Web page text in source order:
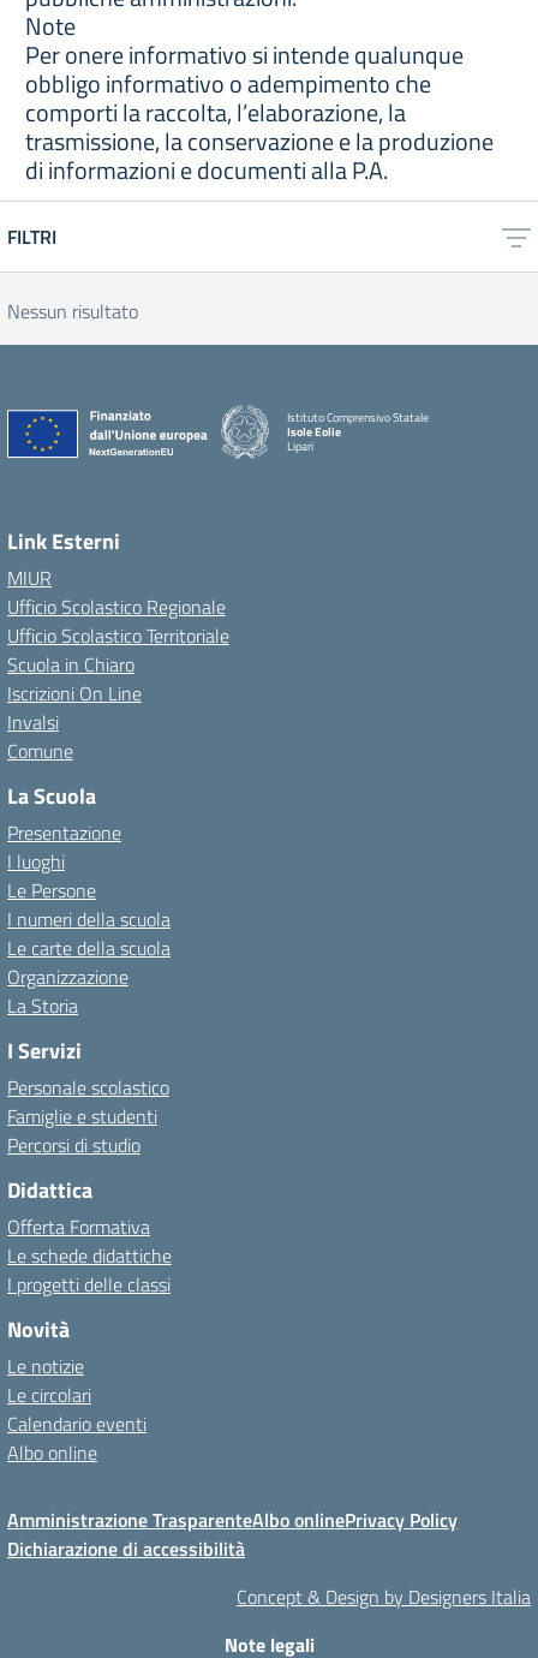
Note
Per onere informativo si intende qualunque
obbligo informativo o adempimento che
comporti la raccolta, l’elaborazione, la
trasmissione, la conservazione e la produzione
di informazioni e documenti alla P.A.
FILTRI
Nessun risultato
Istituto Comprensivo Statale
Isole Eolie
Lipari
Link Esterni
MIUR
Ufficio Scolastico Regionale
Ufficio Scolastico Territoriale
Scuola in Chiaro
Iscrizioni On Line
Invalsi
Comune
La Scuola
Presentazione
I luoghi
Le Persone
I numeri della scuola
Le carte della scuola
Organizzazione
La Storia
I Servizi
Personale scolastico
Famiglie e studenti
Percorsi di studio
Didattica
Offerta Formativa
Le schede didattiche
I progetti delle classi
Novità
Le notizie
Le circolari
Calendario eventi
Albo online
Amministrazione TrasparenteAlbo onlinePrivacy Policy
Dichiarazione di accessibilità
Concept & Design by Designers Italia
Note legali